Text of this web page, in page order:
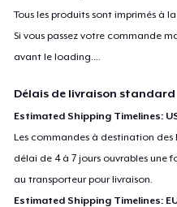
Tous les produits sont imprimés à
Si vous passez votre commande
avant leloading....
Délais de livraison standard
Estimated Shipping Timelines:
Les commandes à destination des
délai de 4 à 7 jours ouvrables une
au transporteur pour livraison.
Estimated Shipping Timelines: